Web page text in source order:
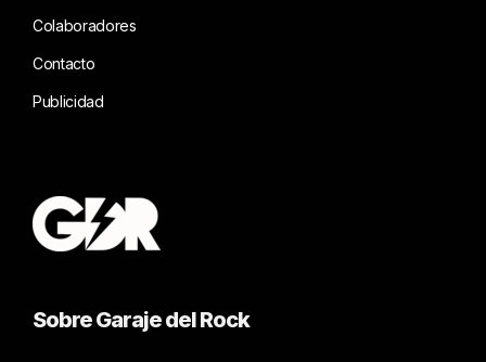
Colaboradores
Contacto
Publicidad
Sobre Garaje del Rock